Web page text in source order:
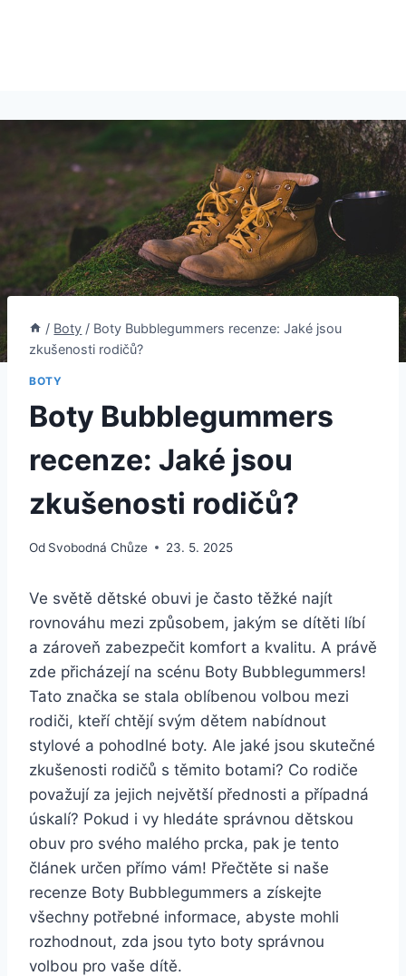
/ Boty / Boty Bubblegummers recenze: Jaké jsou
zkušenosti rodičů?
BOTY
Boty Bubblegummers
recenze: Jaké jsou
zkušenosti rodičů?
Od Svobodná Chůze 23. 5. 2025
Ve světě‍ dětské obuvi je často těžké najít
⁤rovnováhu ⁤mezi způsobem, jakým​ se dítěti líbí
a zároveň zabezpečit komfort a kvalitu. A právě
zde přicházejí na ⁢scénu⁢ Boty ⁢Bubblegummers!
⁢Tato značka se stala oblíbenou‍ volbou​ mezi
rodiči, kteří ⁣chtějí svým ⁤dětem nabídnout
stylové a pohodlné boty. Ale jaké jsou​ skutečné
zkušenosti rodičů s těmito ⁣botami? Co rodiče
považují ⁤za jejich největší⁤ přednosti​ a případná‌
úskalí? Pokud i vy hledáte správnou ⁢dětskou
obuv pro svého malého prcka, pak je ⁣tento
⁣článek určen ‌přímo vám! ‌Přečtěte si naše
recenze Boty⁤ Bubblegummers a získejte
všechny potřebné‍ informace, abyste mohli
⁤rozhodnout, zda jsou tyto boty​ správnou
volbou pro‌ vaše dítě.